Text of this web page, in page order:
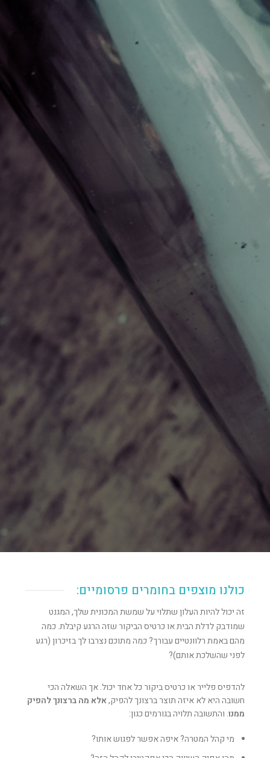
כולנו מוצפים בחומרים פרסומיים:
זה יכול להיות העלון שתלוי על שמשת המכונית שלך, המגנט
שמודבק לדלת הבית או כרטיס הביקור שזה הרגע קיבלת. כמה
מהם באמת רלוונטיים עבורך? כמה מתוכם נצרבו לך בזיכרון (רגע
לפני שהשלכת אותם)?
להדפיס פלייר או כרטיס ביקור כל אחד יכול. אך השאלה הכי
חשובה היא לא איזה תוצר ברצונך להפיק,אלא מה ברצונך להפיק
ממנו. והתשובה תלויה בגורמים כגון:
מי קהל המטרה? איפה אפשר לפגוש אותו?